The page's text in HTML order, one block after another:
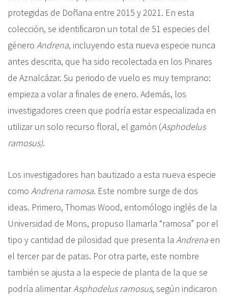
protegidas de Doñana entre 2015 y 2021. En esta
colección, se identificaron un total de 51 especies del
género Andrena, incluyendo esta nueva especie nunca
antes descrita, que ha sido recolectada en los Pinares
de Aznalcázar. Su periodo de vuelo es muy temprano:
empieza a volar a finales de enero. Además, los
investigadores creen que podría estar especializada en
utilizar un solo recurso floral, el gamón (Asphodelus
ramosus).
Los investigadores han bautizado a esta nueva especie
como Andrena ramosa. Este nombre surge de dos
ideas. Primero, Thomas Wood, entomólogo inglés de la
Universidad de Mons, propuso llamarla “ramosa” por el
tipo y cantidad de pilosidad que presenta la Andrena en
el tercer par de patas. Por otra parte, este nombre
también se ajusta a la especie de planta de la que se
podría alimentarAsphodelus ramosus, según indicaron